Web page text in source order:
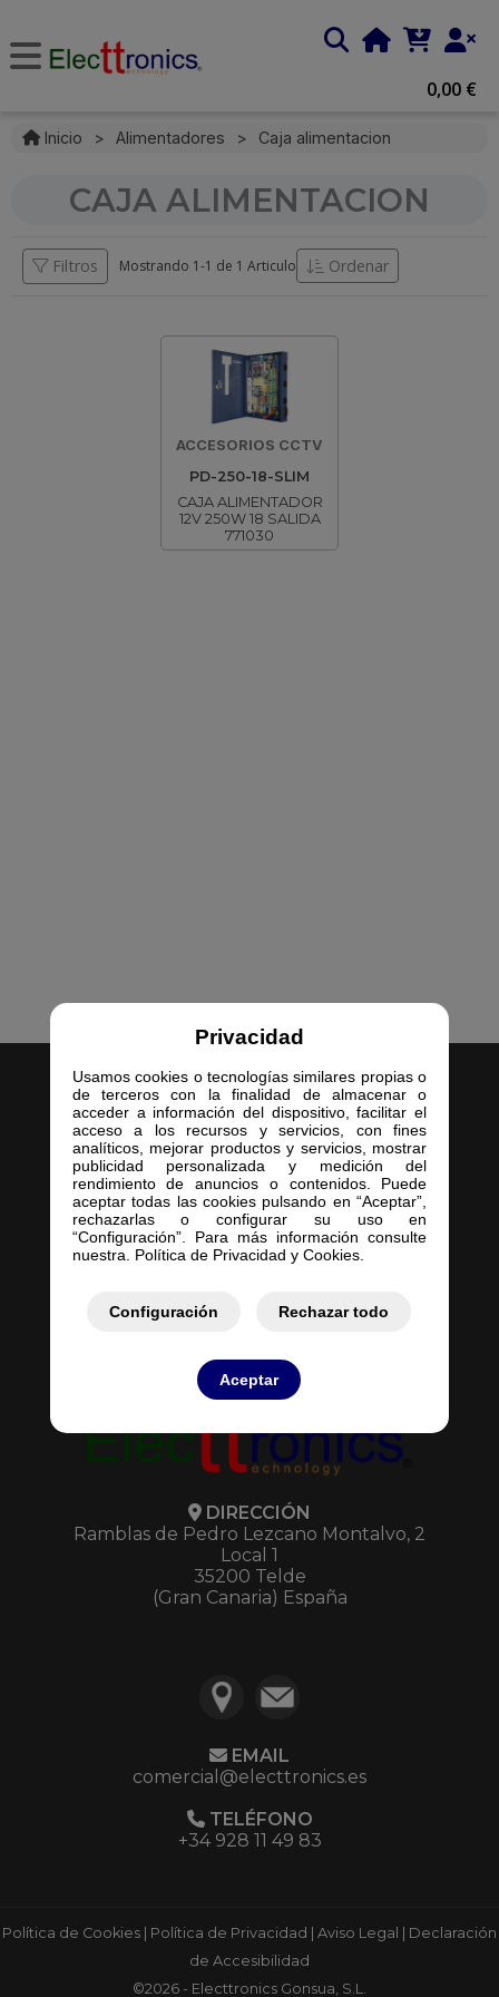
Privacidad
Usamos cookies o tecnologías similares propias o
de terceros con la finalidad de almacenar o
acceder a información del dispositivo, facilitar el
acceso a los recursos y servicios, con fines
analíticos, mejorar productos y servicios, mostrar
publicidad personalizada y medición del
rendimiento de anuncios o contenidos. Puede
aceptar todas las cookies pulsando en “Aceptar”,
rechazarlas o configurar su uso en
“Configuración”. Para más información consulte
nuestra. Política de Privacidad y Cookies.
Configuración Rechazar todo
Aceptar
0,00 €
Inicio > Alimentadores > Caja alimentacion
CAJA ALIMENTACION
Filtros Mostrando 1-1 de 1 Articulo Ordenar
ACCESORIOS CCTV
PD-250-18-SLIM
CAJA ALIMENTADOR
12V 250W 18 SALIDA
771030
Inicio
Empresa
Servicios
Contacto
Mis Presupuestos
DIRECCIÓN
Ramblas de Pedro Lezcano Montalvo, 2
Local 1
35200 Telde
(Gran Canaria) España
EMAIL
comercial@electtronics.es
TELÉFONO
+34 928 11 49 83
Política de Cookies Política de Privacidad Aviso Legal
Declaración
de Accesibilidad
©2026 - Electtronics Gonsua, S.L.